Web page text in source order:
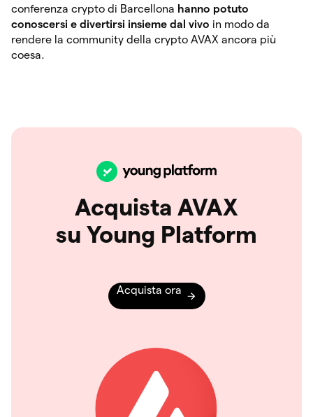
conferenza crypto di Barcellona hanno potuto
conoscersi e divertirsi insieme dal vivo in modo da
rendere la community della crypto AVAX ancora più
coesa.
Acquista AVAX
su Young Platform
Acquista ora